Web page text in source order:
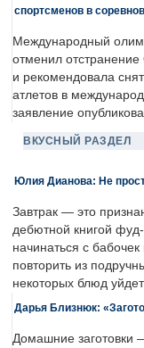
спортсменов в
Международный
отменил
и рекомендовала
атлетов в
заявление
ВКУСНЫЙ РАЗДЕЛ
Юлия Дианова: Не
Завтрак — это
дебютной книгой
начинаться с
повторить из
некоторых блюд
Дарья Близнюк:
Домашние заготовки